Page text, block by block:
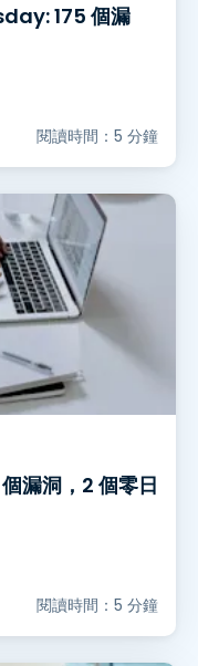
175 個漏
閱讀時間：5 分鐘
漏洞，2 個零日
閱讀時間：5 分鐘